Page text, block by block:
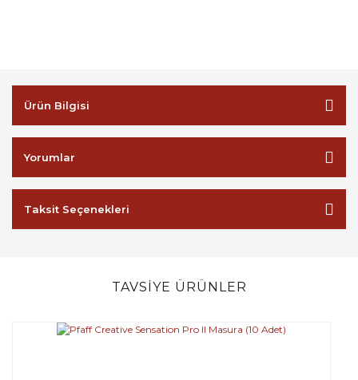
Ürün Bilgisi
Yorumlar
Taksit Seçenekleri
TAVSİYE ÜRÜNLER